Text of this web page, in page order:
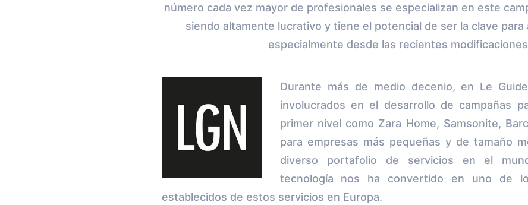
número cada vez mayor de profesionales se especializan en este
siendo altamente lucrativo y tiene el potencial de ser la clave para
especialmente desde las recientes
Durante más de medio decenio, en Le
involucrados en el desarrollo de campañas
primer nivel como Zara Home, Samsonite,
para empresas más pequeñas y de tamaño
diverso portafolio de servicios en el
tecnología nos ha convertido en uno de
establecidos de estos servicios en Europa.